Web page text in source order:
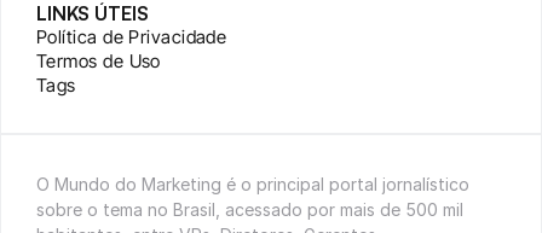
LINKS ÚTEIS
Política de Privacidade
Termos de Uso
Tags
O Mundo do Marketing é o principal portal jornalístico
sobre o tema no Brasil, acessado por mais de 500 mil